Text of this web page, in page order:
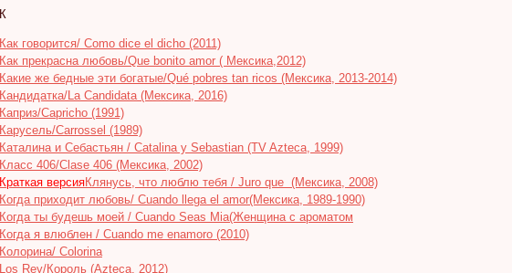
К
Как говорится/ Como dice el dicho (2011)
Как прекрасна любовь/Que bonito amor ( Мексика,2012)
Какие же бедные эти богатые/Qué pobres tan ricos (Мексика, 2013-2014)
Кандидатка/La Candidata (Мексика, 2016)
Каприз/Capricho (1991)
Карусель/Carrossel (1989)
Каталина и Себастьян / Catalina y Sebastian (TV Azteca, 1999)
Класс 406/Clase 406 (Мексика, 2002)
Краткая версияКлянусь, что люблю тебя / Juro que (Мексика, 2008)
Когда приходит любовь/ Cuando llega el amor(Мексика, 1989-1990)
Когда ты будешь моей / Cuando Seas Mia(Женщина с ароматом
Когда я влюблен / Cuando me enamoro (2010)
Колорина/ Colorina
Los Rey/Король (Azteca, 2012)